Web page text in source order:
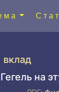
вклад
Гегель на